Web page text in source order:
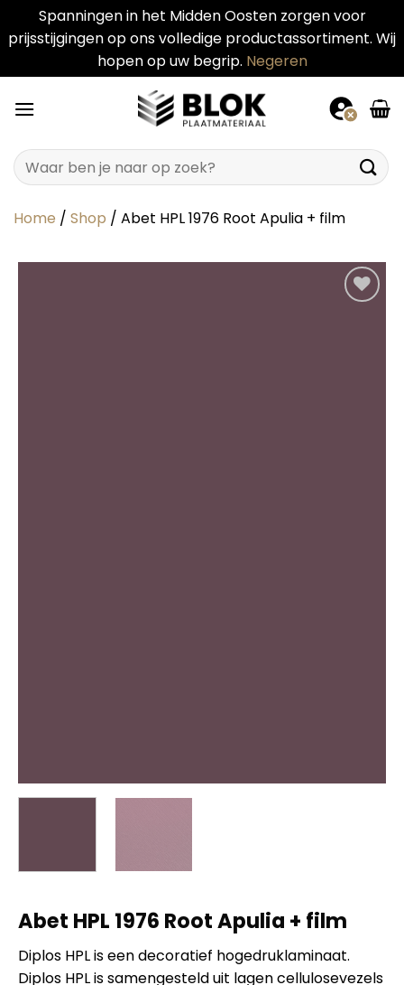
Spanningen in het Midden Oosten zorgen voor
prijsstijgingen op ons volledige productassortiment. Wij
hopen op uw begrip. Negeren
naar
Zoeken
naar:
Home / Shop / Abet HPL 1976 Root Apulia + film
Abet HPL 1976 Root Apulia + film
Diplos HPL is een decoratief hogedruklaminaat.
Diplos HPL is samengesteld uit lagen cellulosevezels